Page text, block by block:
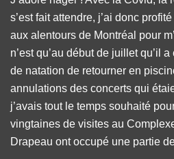
s’est fait attendre, j’ai donc
aux alentours de Montréal pour
n’est qu’au début de juillet qu’il
de natation de retourner en
annulations des concerts qui
j’avais tout le temps souhaité
vingtaines de visites au
Drapeau ont occupé une partie